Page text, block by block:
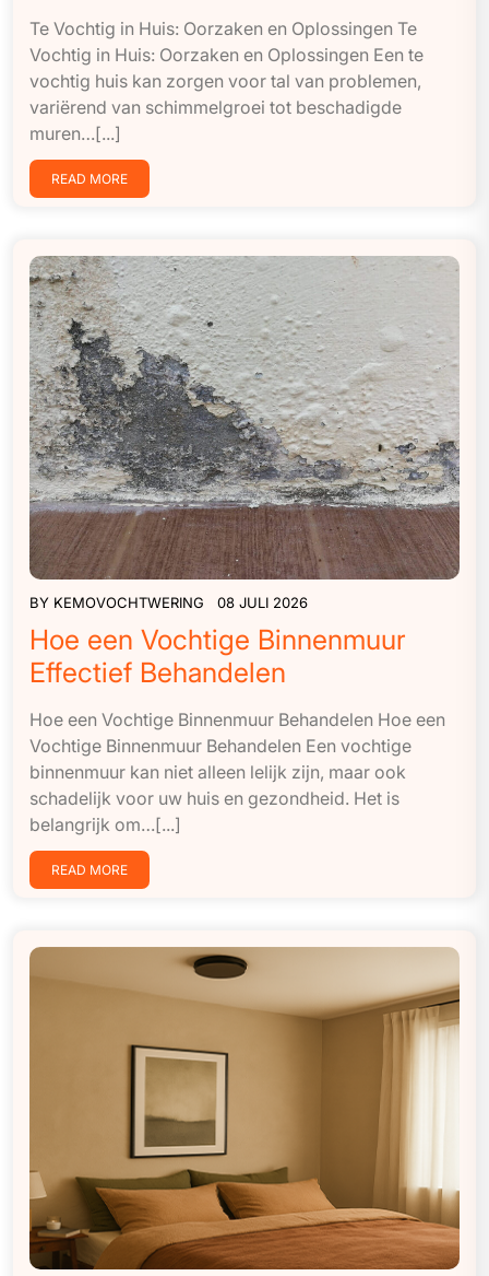
Te Vochtig in Huis: Oorzaken en Oplossingen Te
Vochtig in Huis: Oorzaken en Oplossingen Een te
vochtig huis kan zorgen voor tal van problemen,
variërend van schimmelgroei tot beschadigde
muren…[...]
READ MORE
BY KEMOVOCHTWERING 08 JULI 2026
Hoe een Vochtige Binnenmuur
Effectief Behandelen
Hoe een Vochtige Binnenmuur Behandelen Hoe een
Vochtige Binnenmuur Behandelen Een vochtige
binnenmuur kan niet alleen lelijk zijn, maar ook
schadelijk voor uw huis en gezondheid. Het is
belangrijk om…[...]
READ MORE